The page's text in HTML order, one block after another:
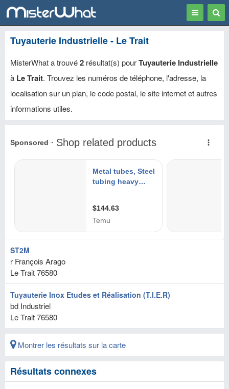
Toggle
Tuyauterie Industrielle - Le Trait
MisterWhat a trouvé2 résultat(s) pourTuyauterie Industrielle
à Le Trait. Trouvez les numéros de téléphone, l'adresse, la
localisation sur un plan, le code postal, le site internet et autres
informations utiles.
ST2M
r François Arago
Le Trait76580
Tuyauterie Inox Etudes et Réalisation (T.I.E.R)
bd Industriel
Le Trait76580
Montrer les résultats sur la carte
Résultats connexes